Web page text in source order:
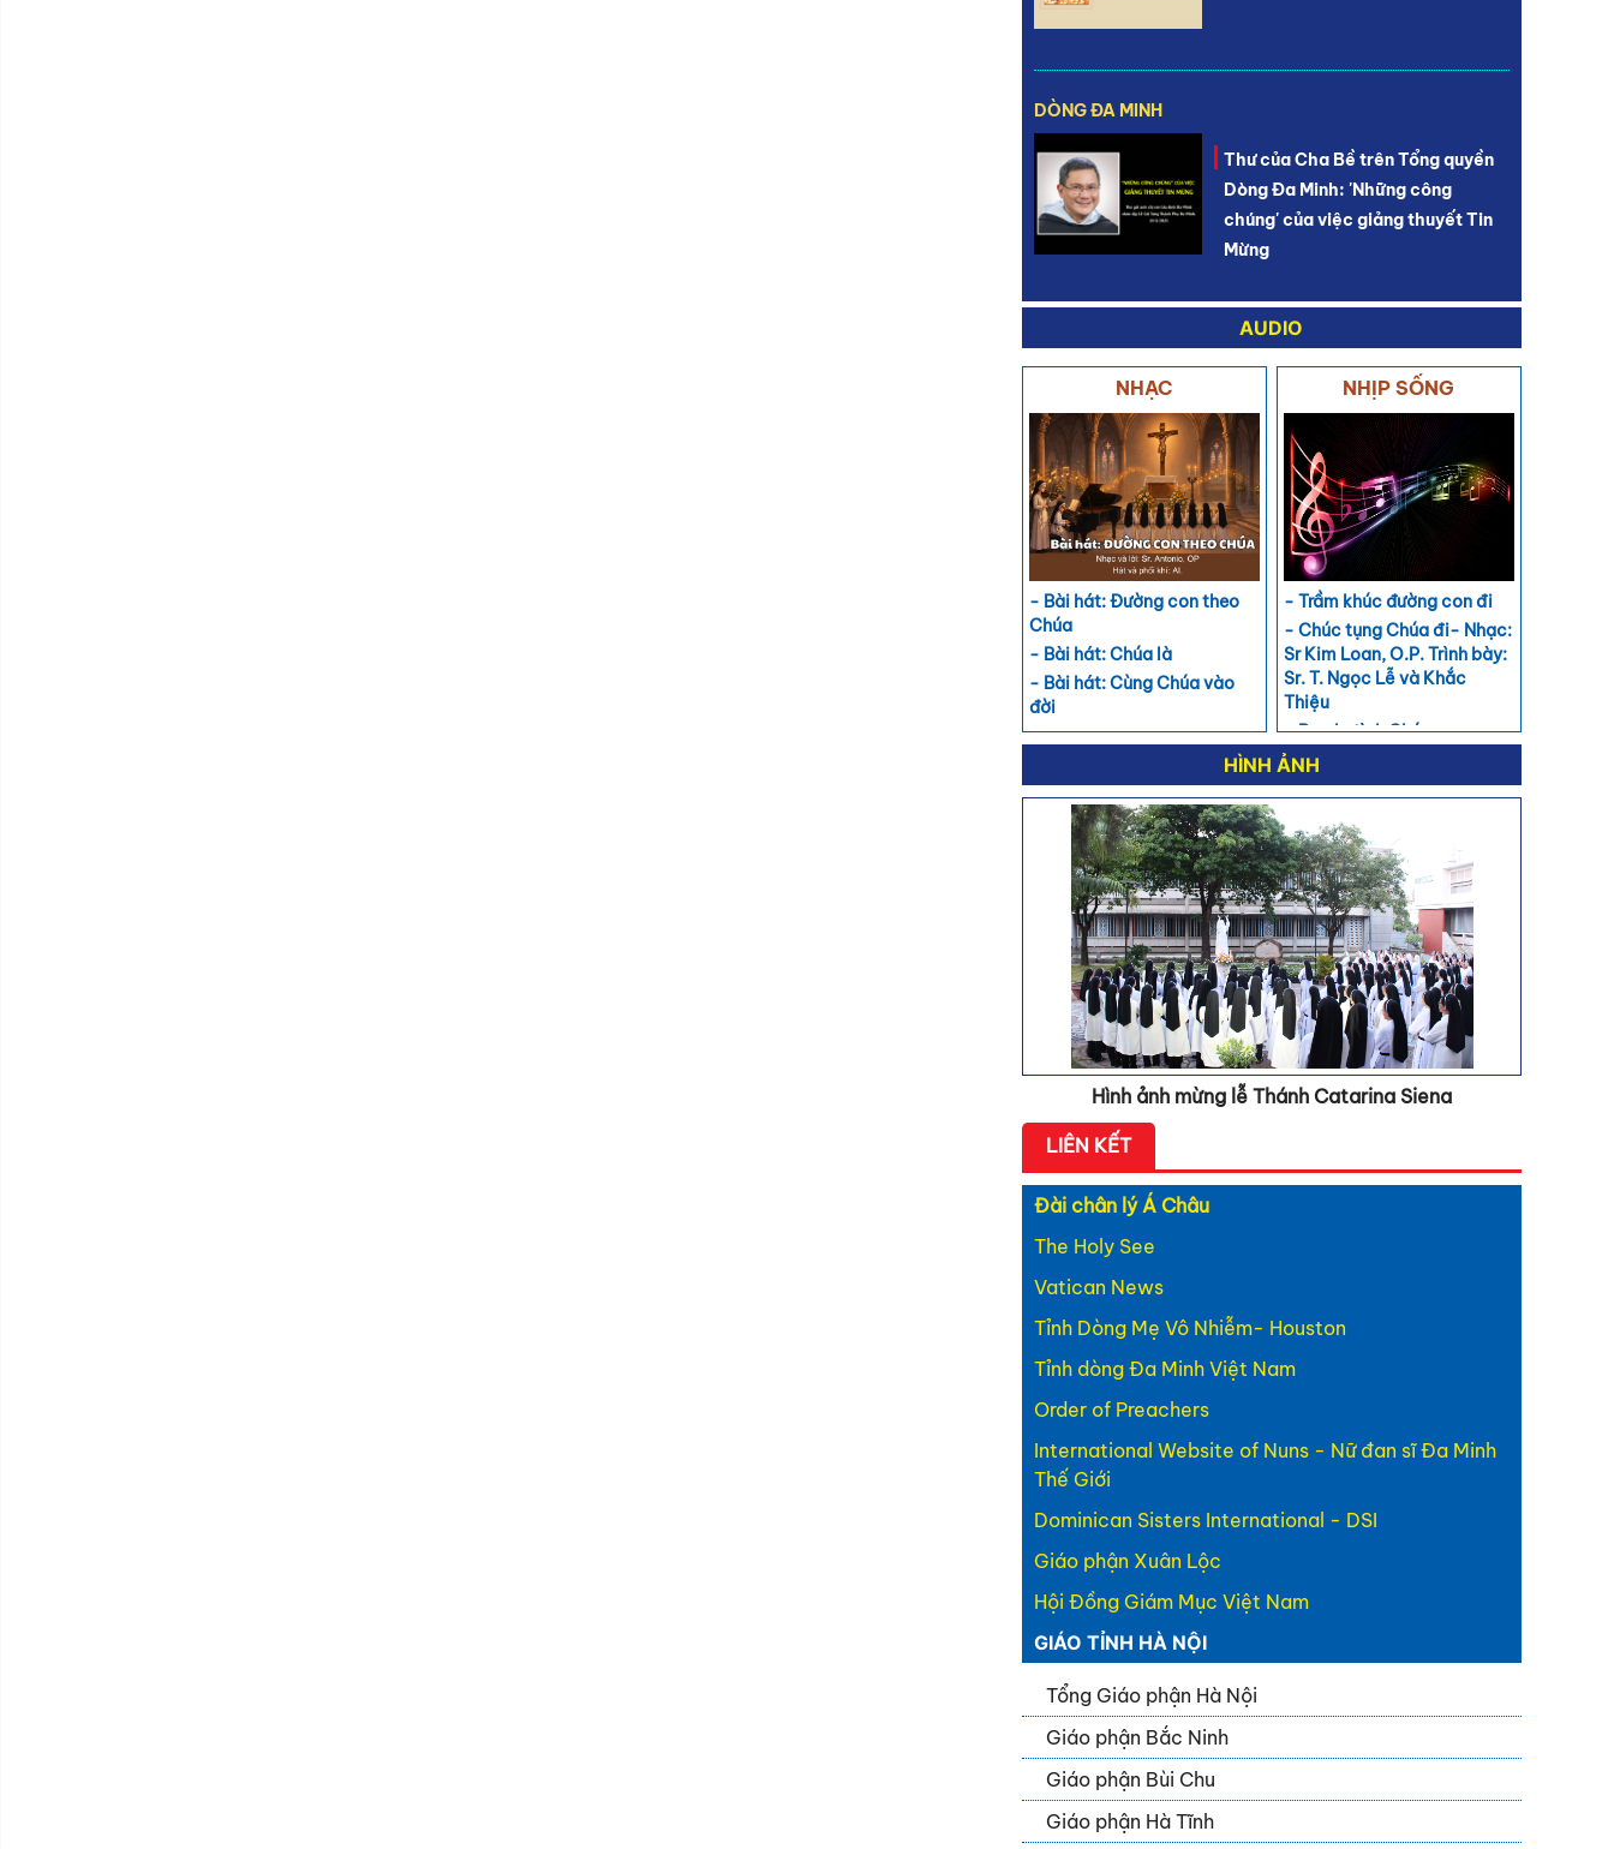
DÒNG ĐA MINH
Thư của Cha Bề trên Tổng quyền
Dòng Đa Minh: 'Những công
chúng' của việc giảng thuyết Tin
Mừng
AUDIO
NHẠC
- Bài hát: Đường con theo
Chúa
- Bài hát: Chúa là
- Bài hát: Cùng Chúa vào
đời
- Bài hát: Hành khúc lên
- Bài hát: Khúc ca Kim
Khánh
- Bài hát: Gương thánh
Catarina
- Bài hát: Catarina - người
môn đệ thừa sai
- Bài hát: Catarina - Ngôn
sứ tình yêu
- Bên Chúa
- Cùng Chúa vào đời
NHỊP SỐNG
- Trầm khúc đường con đi
- Chúc tụng Chúa đi- Nhạc:
Sr Kim Loan, O.P. Trình bày:
Sr. T. Ngọc Lễ và Khắc
Thiệu
- Bao la tình Chúa
HÌNH ẢNH
Hình ảnh mừng lễ Thánh Catarina Siena
LIÊN KẾT
Đài chân lý Á Châu
The Holy See
Vatican News
Tỉnh Dòng Mẹ Vô Nhiễm- Houston
Tỉnh dòng Đa Minh Việt Nam
Order of Preachers
International Website of Nuns - Nữ đan sĩ Đa Minh
Thế Giới
Dominican Sisters International - DSI
Giáo phận Xuân Lộc
Hội Đồng Giám Mục Việt Nam
GIÁO TỈNH HÀ NỘI
Tổng Giáo phận Hà Nội
Giáo phận Bắc Ninh
Giáo phận Bùi Chu
Giáo phận Hà Tĩnh